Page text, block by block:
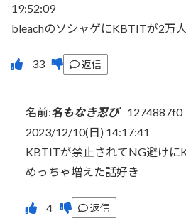
19:52:09
bleachのソシャゲにKBTITが2万
返信
名前:名もなき忍び 1274887f0
2023/12/10(日) 14:17:41
KBTITが禁止されてNG避けに
めっちゃ増えた話好き
返信